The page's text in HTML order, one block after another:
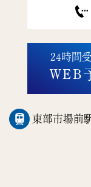
24時間
WEB
東部市場前